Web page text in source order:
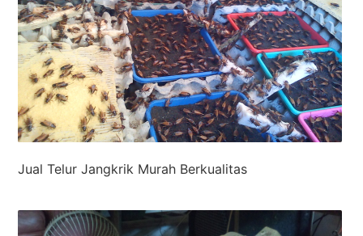
Jual Telur Jangkrik Murah Berkualitas